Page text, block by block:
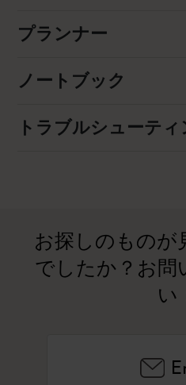
プランナー
ノートブック
トラブルシューテ
お探しのものが
でしたか？お問
い